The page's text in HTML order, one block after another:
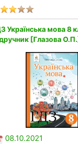
Українська мова 8
[Глазова
08.10.2021